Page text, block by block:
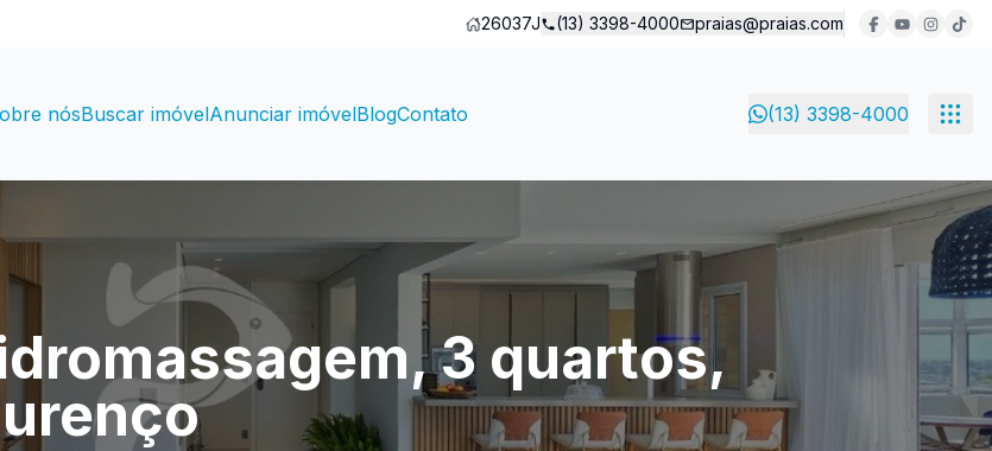
26037J (13) 3398-4000 praias@praias.com
nósBuscar imóvelAnunciar imóvelBlogContato (13) 3398-4000
3 quartos,